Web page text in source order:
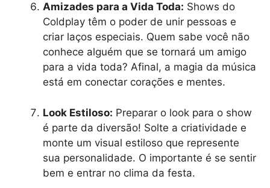
Amizades para a Vida Toda: Shows do
Coldplay têm o poder de unir pessoas e
criar laços especiais. Quem sabe você não
conhece alguém que se tornará um amigo
para a vida toda? Afinal, a magia da música
está em conectar corações e mentes.
Look Estiloso: Preparar o look para o show
é parte da diversão! Solte a criatividade e
monte um visual estiloso que represente
sua personalidade. O importante é se sentir
bem e entrar no clima da festa.